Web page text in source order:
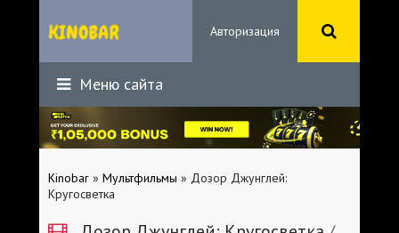
Авторизация
Меню сайта
Kinobar » Мультфильмы » Дозор Джунглей:
Кругосветка